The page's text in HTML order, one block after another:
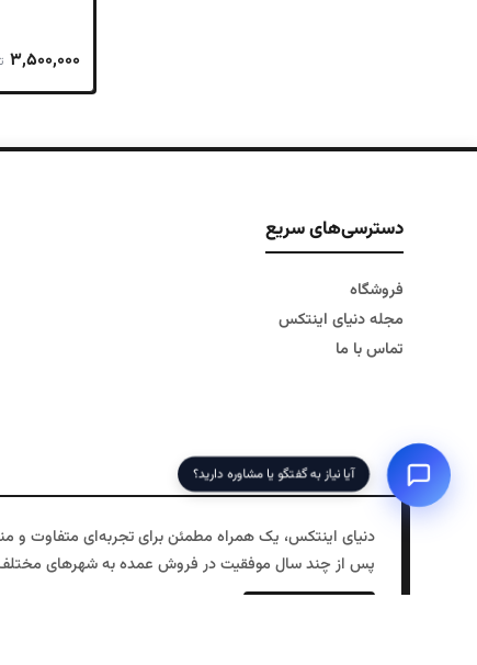
۳,۵۰۰,۰۰۰
دسترسی‌های سریع
فروشگاه
مجله دنیای اینتکس
تماس با ما
پس از چند سال موفقیت در فروش عمده به شهرهای مختلف، در سال ۱۳۹۷ دفتر مرکزی خود را در تهران افتتاح کردیم و فروش اینترنتی را به
فروشگاه ما با ارائه محصولاتی مانند کالای خواب بادی،
آیا نیاز به گفتگو یا مشاوره دارید؟